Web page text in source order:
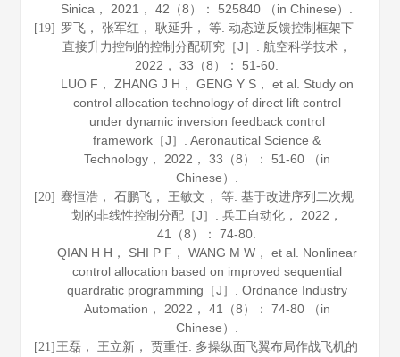
Sinica ， 2021 ，42 （8）： 525840 （in Chinese）.
[19] 罗飞， 张军红， 耿延升， 等. 动态逆反馈控制框架下
直接升力控制的控制分配研究［J］.航空科学技术 ，
2022 ，33 （8）： 51-60.
LUO F， ZHANG J H， GENG Y S， et al. Study on
control allocation technology of direct lift control
under dynamic inversion feedback control
framework［J］.Aeronautical Science &
Technology， 2022 ， 33 （8）： 51-60 （in
Chinese）.
[20] 骞恒浩， 石鹏飞， 王敏文， 等. 基于改进序列二次规
划的非线性控制分配［J］.兵工自动化 ， 2022 ，
41
（8）： 74-80.
QIAN H H， SHI P F， WANG M W， et al. Nonlinear
control allocation based on improved sequential
quardratic programming［J］. Ordnance Industry
Automation ， 2022 ， 41
（8）： 74-80 （in
Chinese）.
[21] 王磊， 王立新， 贾重任. 多操纵面飞翼布局作战飞机的